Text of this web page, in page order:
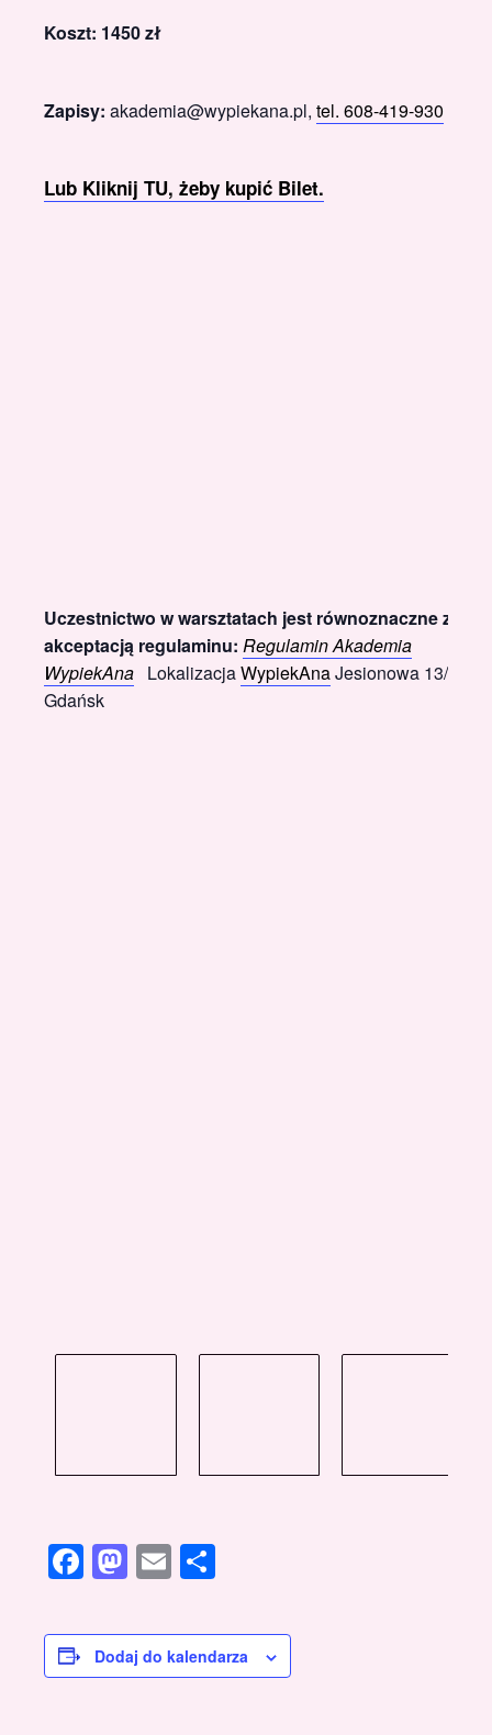
Koszt: 1450 zł
Zapisy: akademia@wypiekana.pl, tel. 608-419-930
Lub Kliknij TU, żeby kupić Bilet.
Uczestnictwo w warsztatach jest równoznaczne z
akceptacją regulaminu: Regulamin Akademia
WypiekAna LokalizacjaWypiekAnaJesionowa 13/2
Gdańsk
Facebook
Mastodon
Email
Dodaj do kalendarza